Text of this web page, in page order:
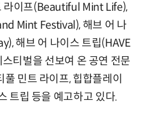
라이프(Beautiful Mint Life),
Mint Festival), 해브 어 나
해브 어 나이스 트립(HAVE
티벌을 선보여 온 공연 전문
민트 라이프, 힙합플레이
트립 등을 예고하고 있다.